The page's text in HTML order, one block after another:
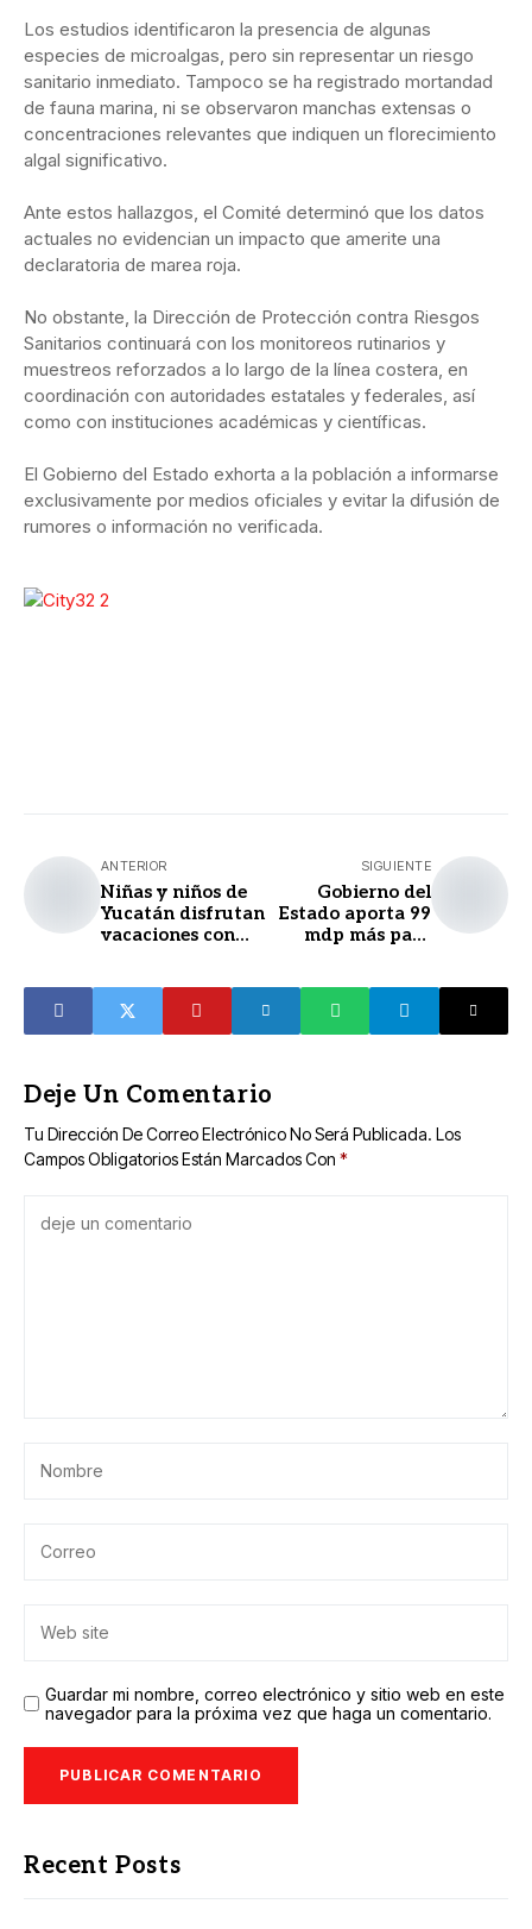
Los estudios identificaron la presencia de algunas
especies de microalgas, pero sin representar un riesgo
sanitario inmediato. Tampoco se ha registrado mortandad
de fauna marina, ni se observaron manchas extensas o
concentraciones relevantes que indiquen un florecimiento
algal significativo.
Ante estos hallazgos, el Comité determinó que los datos
actuales no evidencian un impacto que amerite una
declaratoria de marea roja.
No obstante, la Dirección de Protección contra Riesgos
Sanitarios continuará con los monitoreos rutinarios y
muestreos reforzados a lo largo de la línea costera, en
coordinación con autoridades estatales y federales, así
como con instituciones académicas y científicas.
El Gobierno del Estado exhorta a la población a informarse
exclusivamente por medios oficiales y evitar la difusión de
rumores o información no verificada.
ANTERIOR
Niñas y niños de
Yucatán disfrutan
vacaciones con
2025"
SIGUIENTE
Gobierno del
Estado aporta 99
mdp más para
Va y Ven
Deje Un Comentario
Tu Dirección De Correo Electrónico No Será Publicada. Los
Campos Obligatorios Están Marcados Con *
Guardar mi nombre, correo electrónico y sitio web en este
navegador para la próxima vez que haga un comentario.
Recent Posts